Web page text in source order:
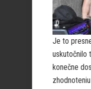
Je to
uskutočnilo
konečne